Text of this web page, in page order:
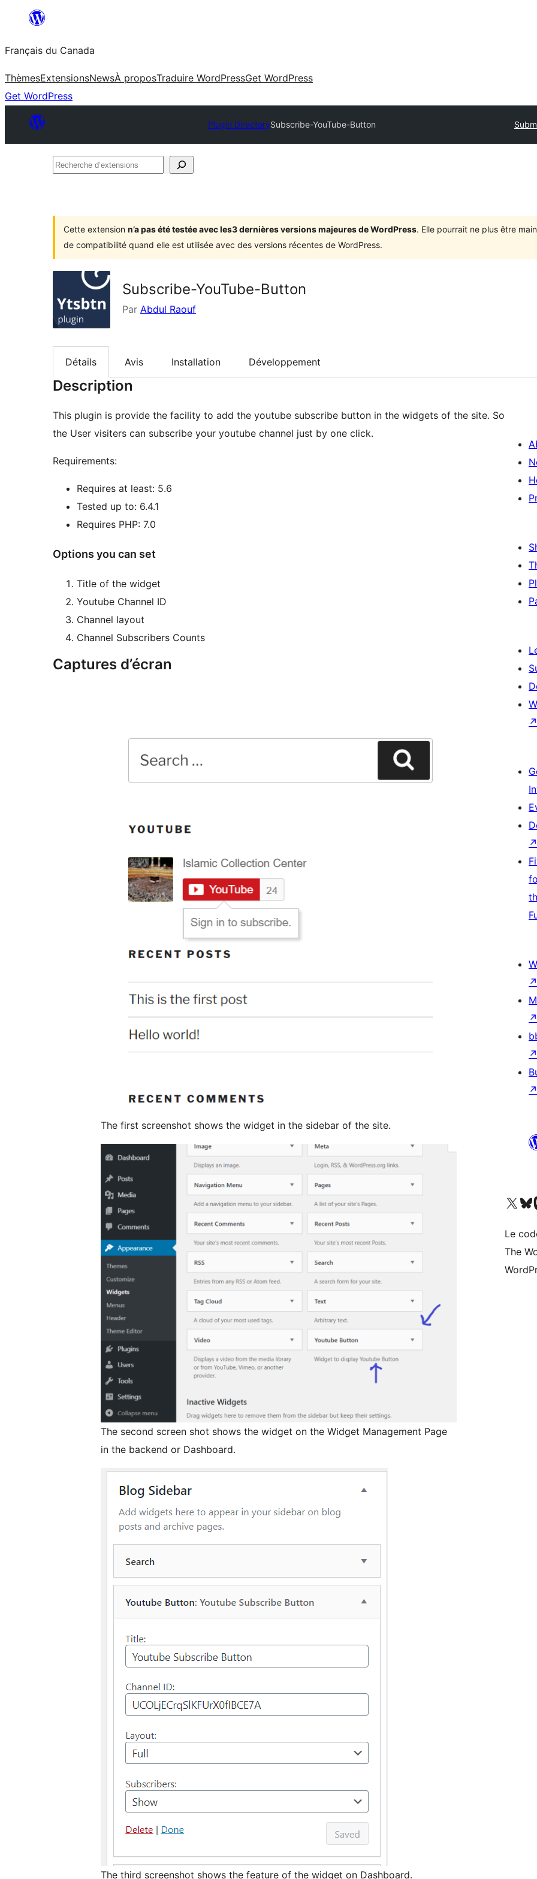
contenu
Français du Canada
ThèmesExtensionsNewsÀ proposTraduire WordPressGet WordPress
Get WordPress
Plugin DirectorySubscribe-YouTube-Button
Recherche
Cette extension n’a pas été testée avec les3 dernières versions majeures de WordPress. Elle pourrait ne plus être
de compatibilité quand elle est utilisée avec des versions récentes de WordPress.
Subscribe-YouTube-Button
Par Abdul Raouf
Détails Avis Installation Développement
Description
This plugin is provide the facility to add the youtube subscribe button in the widgets of the site. So
the User visiters can subscribe your youtube channel just by one click.
Requirements:
Requires at least: 5.6
Tested up to: 6.4.1
Requires PHP: 7.0
Options you can set
Title of the widget
Youtube Channel ID
Channel layout
Channel Subscribers Counts
Captures d’écran
The first screenshot shows the widget in the sidebar of the site.
The second screen shot shows the widget on the Widget Management Page
in the backend or Dashboard.
The third screenshot shows the feature of the widget on Dashboard.
↗
↗
↗
↗
↗
↗
Visit our XVisitez
Le
The